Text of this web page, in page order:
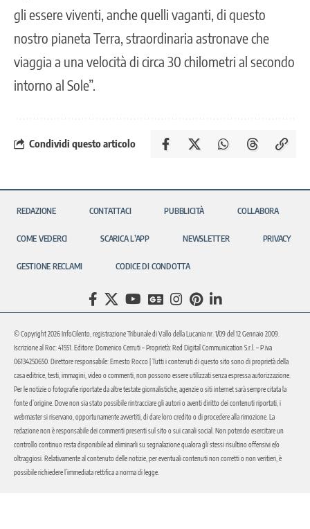
gli essere viventi, anche quelli vaganti, di questo
nostro pianeta Terra, straordinaria astronave che
viaggia a una velocità di circa 30 chilometri al secondo
intorno al Sole”.
Condividi questo articolo
REDAZIONE CONTATTACI PUBBLICITÀ COLLABORA
COME VEDERCI SCARICA L’APP NEWSLETTER PRIVACY
GESTIONE RECLAMI CODICE DI CONDOTTA
© Copyright 2026 InfoCilento, registrazione Tribunale di Vallo della Lucania nr. 1/09 del 12 Gennaio 2009.
Iscrizione al Roc: 41551. Editore: Domenico Cerruti – Proprietà: Red Digital Communication S.r.l. – P.iva
06134250650. Direttore responsabile: Ernesto Rocco | Tutti i contenuti di questo sito sono di proprietà della
casa editrice, testi, immagini, video o commenti, non possono essere utilizzati senza espressa autorizzazione.
Per le notizie o fotografie riportate da altre testate giornalistiche, agenzie o siti internet sarà sempre citata la
fonte d’origine. Dove non sia stato possibile rintracciare gli autori o aventi diritto dei contenuti riportati, i
webmaster si riservano, opportunamente avvertiti, di dare loro credito o di procedere alla rimozione. La
redazione non è responsabile dei commenti presenti sul sito o sui canali social. Non potendo esercitare un
controllo continuo resta disponibile ad eliminarli su segnalazione qualora gli stessi risultino offensivi e/o
oltraggiosi. Relativamente al contenuto delle notizie, per eventuali contenuti non corretti o non veritieri, è
possibile richiedere l’immediata rettifica a norma di legge.